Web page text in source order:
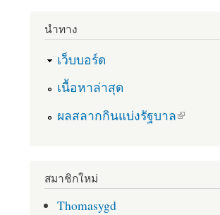
นำทาง
เว็บบอร์ด
เนื้อหาล่าสุด
ผลสลากกินแบ่งรัฐบาล
(link is external)
สมาชิกใหม่
Thomasygd